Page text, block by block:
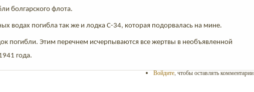
болгарского флота.
водах погибла так же и лодка С-34, которая подорвалась на мине.
погибли. Этим перечнем исчерпываются все жертвы в необъявленной
года.
Войдите, чтобы оставлять комментарии